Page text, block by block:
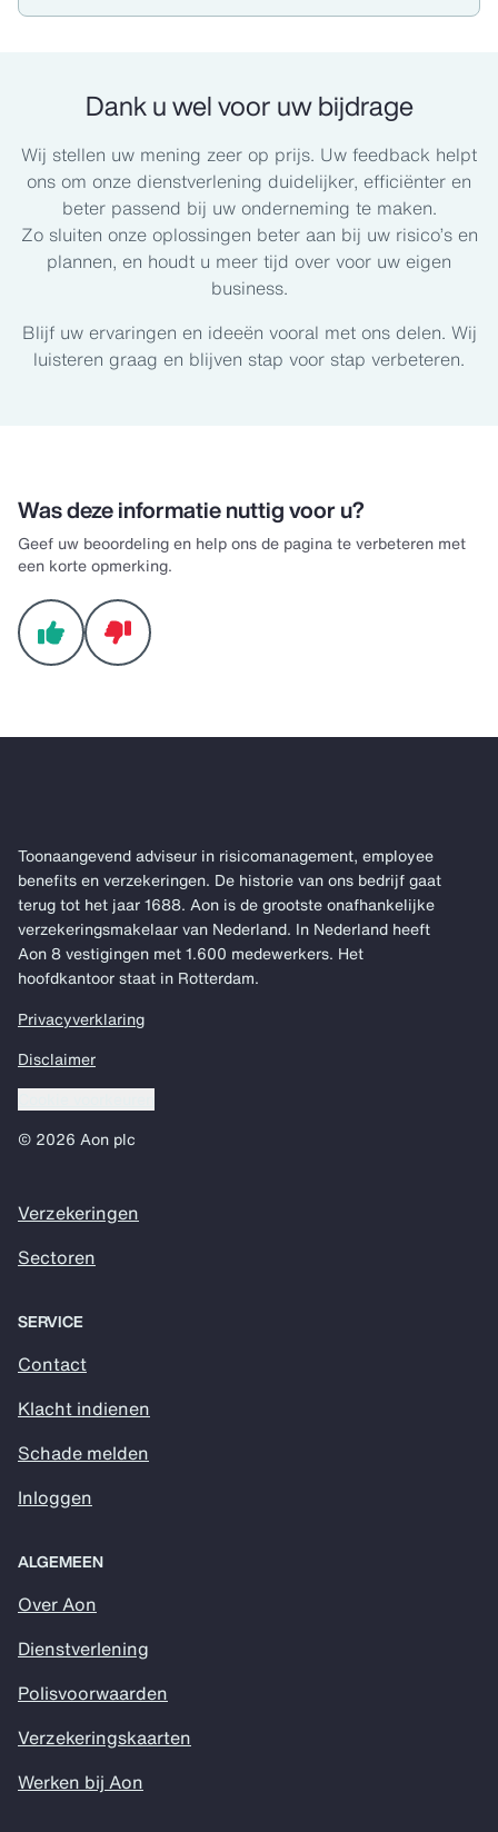
Dank u wel voor uw bijdrage
Wij stellen uw mening zeer op prijs. Uw feedback helpt
ons om onze dienstverlening duidelijker, efficiënter en
beter passend bij uw onderneming te maken.
Zo sluiten onze oplossingen beter aan bij uw risico’s en
plannen, en houdt u meer tijd over voor uw eigen
business.
Blijf uw ervaringen en ideeën vooral met ons delen. Wij
luisteren graag en blijven stap voor stap verbeteren.
Was deze informatie nuttig voor u?
Geef uw beoordeling en help ons de pagina te verbeteren met
een korte opmerking.
Toonaangevend adviseur in risicomanagement, employee
benefits en verzekeringen. De historie van ons bedrijf gaat
terug tot het jaar 1688. Aon is de grootste onafhankelijke
verzekeringsmakelaar van Nederland. In Nederland heeft
Aon 8 vestigingen met 1.600 medewerkers. Het
hoofdkantoor staat in Rotterdam.
Privacyverklaring
Disclaimer
© 2026 Aon plc
Verzekeringen
Sectoren
SERVICE
Contact
Klacht indienen
Schade melden
Inloggen
ALGEMEEN
Over Aon
Dienstverlening
Polisvoorwaarden
Verzekeringskaarten
Werken bij Aon